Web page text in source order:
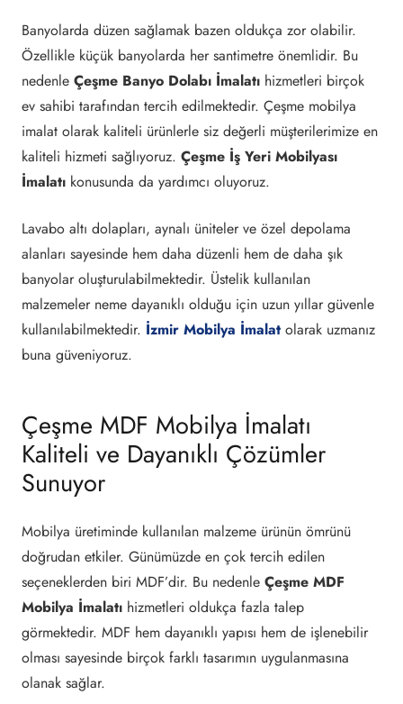
Banyolarda düzen sağlamak bazen oldukça zor olabilir.
Özellikle küçük banyolarda her santimetre önemlidir. Bu
nedenle Çeşme Banyo Dolabı İmalatı hizmetleri birçok
ev sahibi tarafından tercih edilmektedir. Çeşme mobilya
imalat olarak kaliteli ürünlerle siz değerli müşterilerimize en
kaliteli hizmeti sağlıyoruz. Çeşme İş Yeri Mobilyası
İmalatı konusunda da yardımcı oluyoruz.
Lavabo altı dolapları, aynalı üniteler ve özel depolama
alanları sayesinde hem daha düzenli hem de daha şık
banyolar oluşturulabilmektedir. Üstelik kullanılan
malzemeler neme dayanıklı olduğu için uzun yıllar güvenle
kullanılabilmektedir. İzmir Mobilya İmalat olarak uzmanız
buna güveniyoruz.
Çeşme MDF Mobilya İmalatı
Kaliteli ve Dayanıklı Çözümler
Sunuyor
Mobilya üretiminde kullanılan malzeme ürünün ömrünü
doğrudan etkiler. Günümüzde en çok tercih edilen
seçeneklerden biri MDF’dir. Bu nedenle Çeşme MDF
Mobilya İmalatı hizmetleri oldukça fazla talep
görmektedir. MDF hem dayanıklı yapısı hem de işlenebilir
olması sayesinde birçok farklı tasarımın uygulanmasına
olanak sağlar.